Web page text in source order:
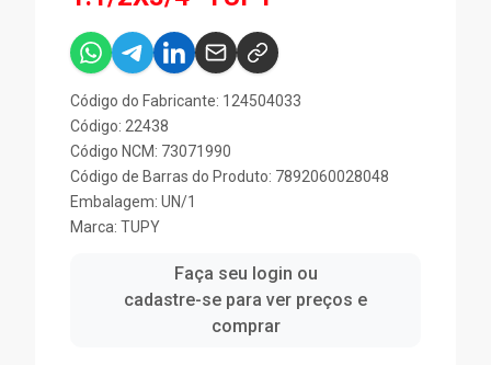
Código do Fabricante: 124504033
Código: 22438
Código NCM: 73071990
Código de Barras do Produto: 7892060028048
Embalagem: UN/1
Marca: TUPY
Faça seu login ou
cadastre-se para ver preços e
comprar